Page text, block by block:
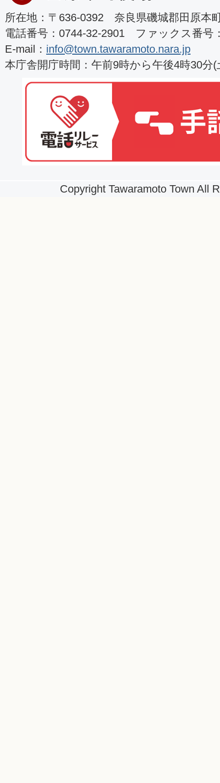
所在地：〒636-0392 奈良県磯城郡田原本
電話番号：0744-32-2901 ファックス番号
E-mail： info@town.tawaramoto.nara.jp
本庁舎開庁時間：午前9時から午後4時30分
Copyright Tawaramoto Town All